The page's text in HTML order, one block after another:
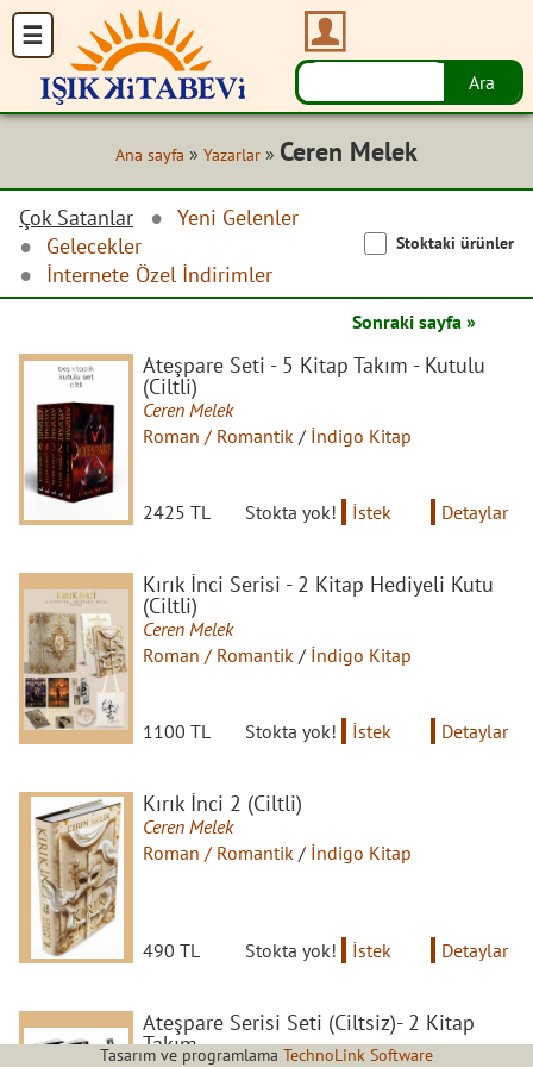
Ana sayfa » Yazarlar » Ceren Melek
Çok Satanlar
Yeni Gelenler
Gelecekler
İnternete Özel İndirimler
Stoktaki ürünler
Sonraki sayfa »
Ateşpare Seti - 5 Kitap Takım - Kutulu
(Ciltli)
Ceren Melek
Roman / Romantik / İndigo Kitap
2425 TL Stokta yok! İstek Detaylar
Kırık İnci Serisi - 2 Kitap Hediyeli Kutu
(Ciltli)
Ceren Melek
Roman / Romantik / İndigo Kitap
1100 TL Stokta yok! İstek Detaylar
Kırık İnci 2 (Ciltli)
Ceren Melek
Roman / Romantik / İndigo Kitap
490 TL Stokta yok! İstek Detaylar
Ateşpare Serisi Seti (Ciltsiz)- 2 Kitap
Takım
Tasarım ve programlama TechnoLink Software